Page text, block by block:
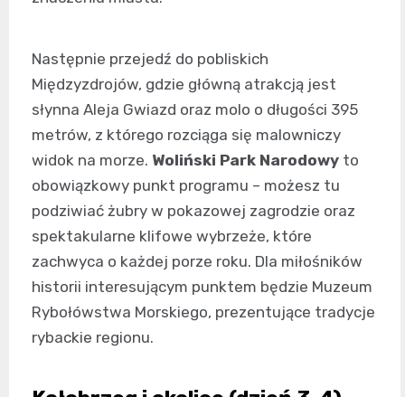
Następnie przejedź do pobliskich
Międzyzdrojów, gdzie główną atrakcją jest
słynna Aleja Gwiazd oraz molo o długości 395
metrów, z którego rozciąga się malowniczy
widok na morze. Woliński Park Narodowy to
obowiązkowy punkt programu – możesz tu
podziwiać żubry w pokazowej zagrodzie oraz
spektakularne klifowe wybrzeże, które
zachwyca o każdej porze roku. Dla miłośników
historii interesującym punktem będzie Muzeum
Rybołówstwa Morskiego, prezentujące tradycje
rybackie regionu.